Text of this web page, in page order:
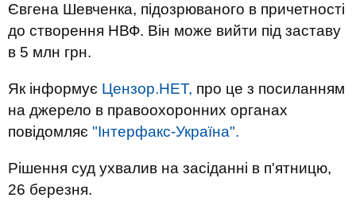
Євгена Шевченка, підозрюваного в причетності
до створення НВФ. Він може вийти під заставу
в 5 млн грн.
Як інформує Цензор.НЕТ, про це з посиланням
на джерело в правоохоронних органах
повідомляє "Інтерфакс-Україна".
Рішення суд ухвалив на засіданні в п'ятницю,
26 березня.